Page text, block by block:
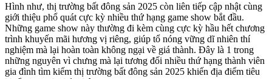
Hình như, thị trường bất đông sản 2025 còn liên tiếp cập nhật cùng
giới thiệu phổ quát cực kỳ nhiều thứ hạng game show bắt đầu.
Những game show này thường đi kèm cùng cực kỳ hầu hết chương
trình khuyến mãi hương vị riêng, giúp tổ nóng vững dĩ nhiên thí
nghiệm mà lại hoàn toàn không ngại về giá thành. Đây là 1 trong
những nguyên vì chưng mà lại tương đối nhiều thứ hạng thành viên
gia đình tìm kiếm thị trường bất đông sản 2025 khiến địa điểm tiêu